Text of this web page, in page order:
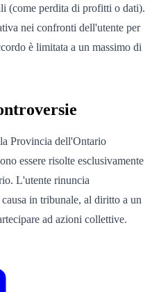
(come perdita di profitti o dati).
nei confronti dell'utente per
è limitata a un massimo di
Provincia dell'Ontario
essere risolte esclusivamente
L'utente rinuncia
in tribunale, al diritto a un
ad azioni collettive.